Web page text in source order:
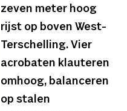
zeven meter hoog
rijst op boven West-
Terschelling. Vier
acrobaten klauteren
omhoog, balanceren
op stalen